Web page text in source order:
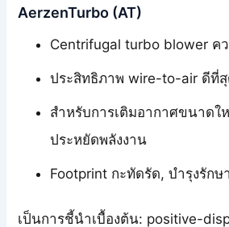
AerzenTurbo (AT)
Centrifugal turbo blower คว
ประสิทธิภาพ wire-to-air ดีที่
สำหรับการเติมอากาศขนาดใ
ประหยัดพลังงาน
Footprint กะทัดรัด, บำรุงรัก
เป็นการชี้นำเบื้องต้น: positive-